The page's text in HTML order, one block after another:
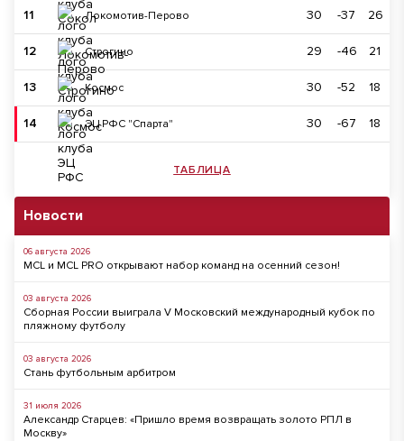
11 Локомотив-Перово 30 -37 26
12 Строгино 29 -46 21
13 Космос 30 -52 18
14 ЭЦ РФС "Спарта" 30 -67 18
ТАБЛИЦА
Новости
06 августа 2026
MCL и MCL PRO открывают набор команд на осенний сезон!
03 августа 2026
Сборная России выиграла V Московский международный кубок по
пляжному футболу
03 августа 2026
Стань футбольным арбитром
31 июля 2026
Александр Старцев: «Пришло время возвращать золото РПЛ в
Москву»